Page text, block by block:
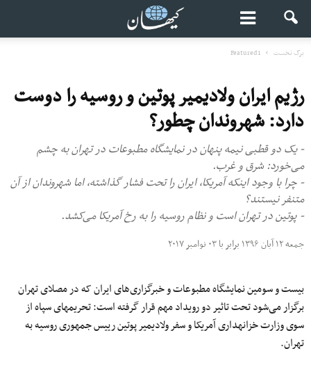
برگ نخست Featured1
رژیم ایران ولادیمیر پوتین و روسیه را دوست
دارد: شهروندان چطور؟
- یک دو قطبی نیمه پنهان در نمایشگاه مطبوعات در تهران به چشم
می‏‌خورد: شرق و غرب.
- چرا با وجود اینکه آمریکا، ایران را تحت فشار گذاشته، اما شهروندان از آن
متنفر نیستند؟
- پوتین در تهران است و نظام روسیه را به رخ آمریکا می‌کشد.
جمعه ۱۲ آبان ۱۳۹۶ برابر با ۰۳ نوامبر ۲۰۱۷
بیست و سومین نمایشگاه مطبوعات و خبرگزاری‌های ایران که در مصلای تهران
برگزار می‏‌شود تحت تاثیر دو رویداد مهم قرار گرفته است: تحریم‎های سپاه از
سوی وزارت خزانه‎داری آمریکا و سفر ولادیمیر پوتین رییس جمهوری روسیه به
تهران.